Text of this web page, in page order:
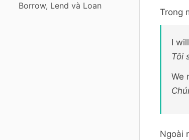
Borrow, Lend và Loan
Trong
I
Tôi
We
Ngoài